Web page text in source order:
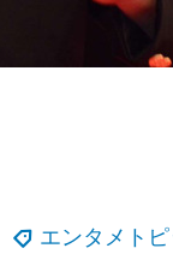
エンタメトピ